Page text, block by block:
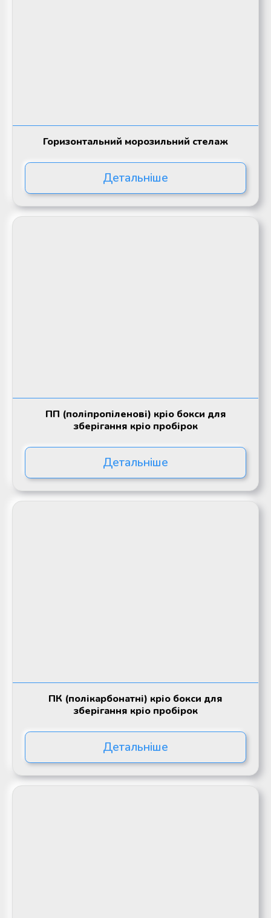
Горизонтальний морозильний стелаж
Детальніше
ПП (поліпропіленові) кріо бокси для
зберігання кріо пробірок
Детальніше
ПК (полікарбонатні) кріо бокси для
зберігання кріо пробірок
Детальніше